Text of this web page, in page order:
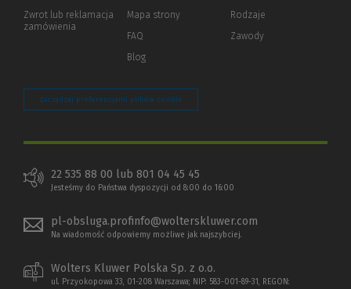
innej
Zwrot lub reklamacja
zamówienia
Mapa strony
FAQ
Blog
Rodzaje
Zawody
Zarządzaj preferencjami plików cookie
22 535 88 00 lub 801 04 45 45
Jesteśmy do Państwa dyspozycji od 8:00 do 16:00
pl-obsluga.profinfo@wolterskluwer.com
Na wiadomość odpowiemy możliwe jak najszybciej.
Wolters Kluwer Polska Sp. z o.o.
ul. Przyokopowa 33, 01-208 Warszawa; NIP: 583-001-89-31, REGON: